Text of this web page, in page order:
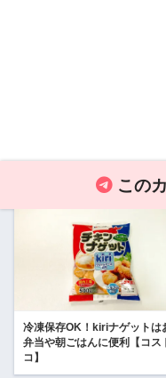
この
冷凍保存OK！kiriナゲットは
弁当や朝ごはんに便利【コス
コ】